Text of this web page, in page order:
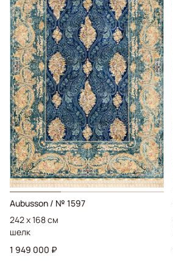
Aubusson / № 1597
242 x 168 см
шелк
1 949 000 ₽